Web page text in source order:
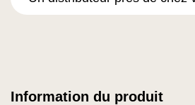
Information du produit